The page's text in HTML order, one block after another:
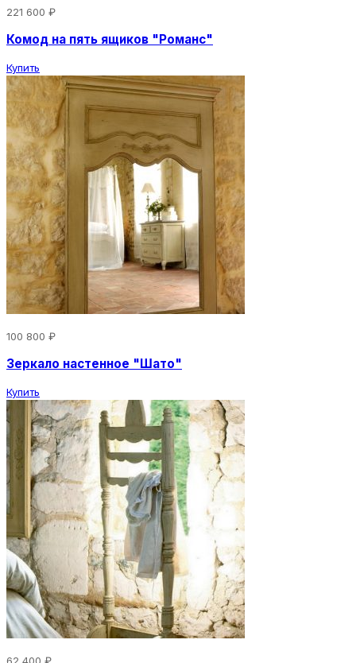
221 600 ₽
Комод на пять ящиков "Романс"
Купить
100 800 ₽
Зеркало настенное "Шато"
Купить